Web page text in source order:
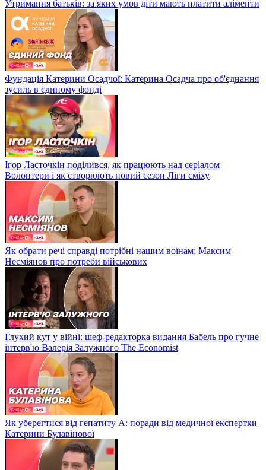
Утримання батьків: за яких умов діти мають платити аліменти
Фундація Катерини Осадчої: Катерина Осадча про об'єднання
зусиль в єдиному фонді
Ігор Ласточкін поділився, як працюють над серіалом
Волонтери і як створюють новий сезон Ліги сміху
Як обрати речі справді потрібні нашим воїнам: Максим
Несміянов про потреби військових
Глухий кут у війні: шеф-редакторка видання Бабель про гучне
інтерв'ю Валерія Залужного The Economist
Як уберегтися від гепатиту А: поради від медичної експертки
Катерини Булавінової